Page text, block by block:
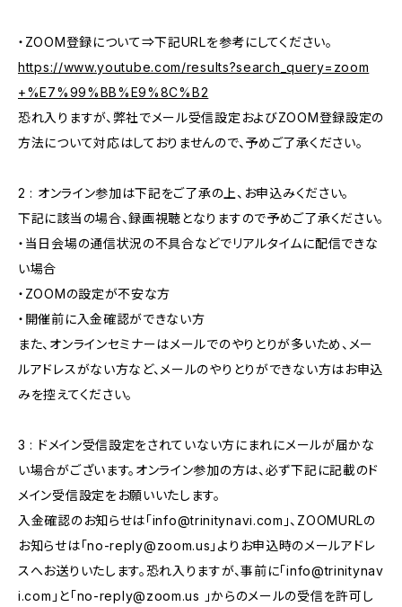
・ZOOM登録について⇒下記URLを参考にしてください。
https://www.youtube.com/results?search_query=zoom
+%E7%99%BB%E9%8C%B2
恐れ入りますが、弊社でメール受信設定およびZOOM登録設定の
方法について対応はしておりませんので、予めご了承ください。
2 : オンライン参加は下記をご了承の上、お申込みください。
下記に該当の場合、録画視聴となりますので予めご了承ください。
・当日会場の通信状況の不具合などでリアルタイムに配信できな
い場合
・ZOOMの設定が不安な方
・開催前に入金確認ができない方
また、オンラインセミナーはメールでのやりとりが多いため、メー
ルアドレスがない方など、メールのやりとりができない方はお申込
みを控えてください。
3 : ドメイン受信設定をされていない方にまれにメールが届かな
い場合がございます。オンライン参加の方は、必ず下記に記載のド
メイン受信設定をお願いいたします。
入金確認のお知らせは「info@trinitynavi.com 」、ZOOMURLの
お知らせは「no-reply@zoom.us 」よりお申込時のメールアドレ
スへお送りいたします。恐れ入りますが、事前に「info@trinitynav
i.com 」と「no-reply@zoom.us
」からのメールの受信を許可し